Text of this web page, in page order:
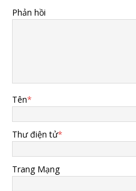
Phản hồi
Tên*
Thư điện tử*
Trang Mạng